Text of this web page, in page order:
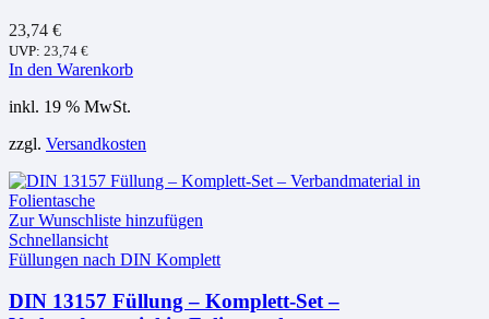
23,74 €
UVP: 23,74 €
In den Warenkorb
inkl. 19 % MwSt.
zzgl. Versandkosten
Zur Wunschliste hinzufügen
Schnellansicht
Füllungen nach DIN Komplett
DIN 13157 Füllung – Komplett-Set –